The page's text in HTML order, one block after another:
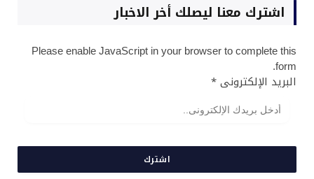
اشترك معنا ليصلك أخر الاخبار
Please enable JavaScript in your browser to complete this
form.
البريد الإلكترونى*
اشترك